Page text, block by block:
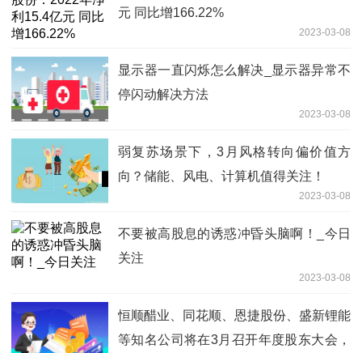
元 同比增166.22%
2023-03-08
显示器一直闪烁怎么解决_显示器异常不
停闪动解决方法
2023-03-08
弱复苏场景下，3月风格转向偏价值方
向？储能、风电、计算机值得关注！
2023-03-08
不要被高股息的诱惑冲昏头脑啊！_今日
关注
2023-03-08
恒顺醋业、同花顺、恩捷股份、盛新锂能
等知名公司将在3月召开年度股东大会，